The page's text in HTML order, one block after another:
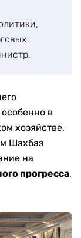
в
хозяйстве,
Шахбаз
на
прогресса,